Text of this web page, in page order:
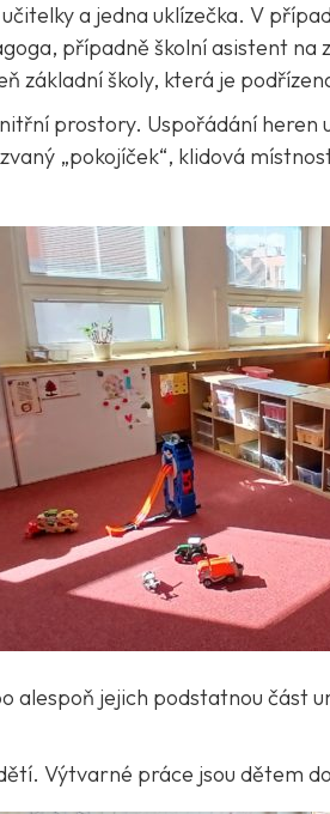
a jedna uklízečka. V
případně školní asistent
základní školy, která je
prostory. Uspořádání
„pokojíček“, klidová
alespoň jejich podstatnou
Výtvarné práce jsou dětem